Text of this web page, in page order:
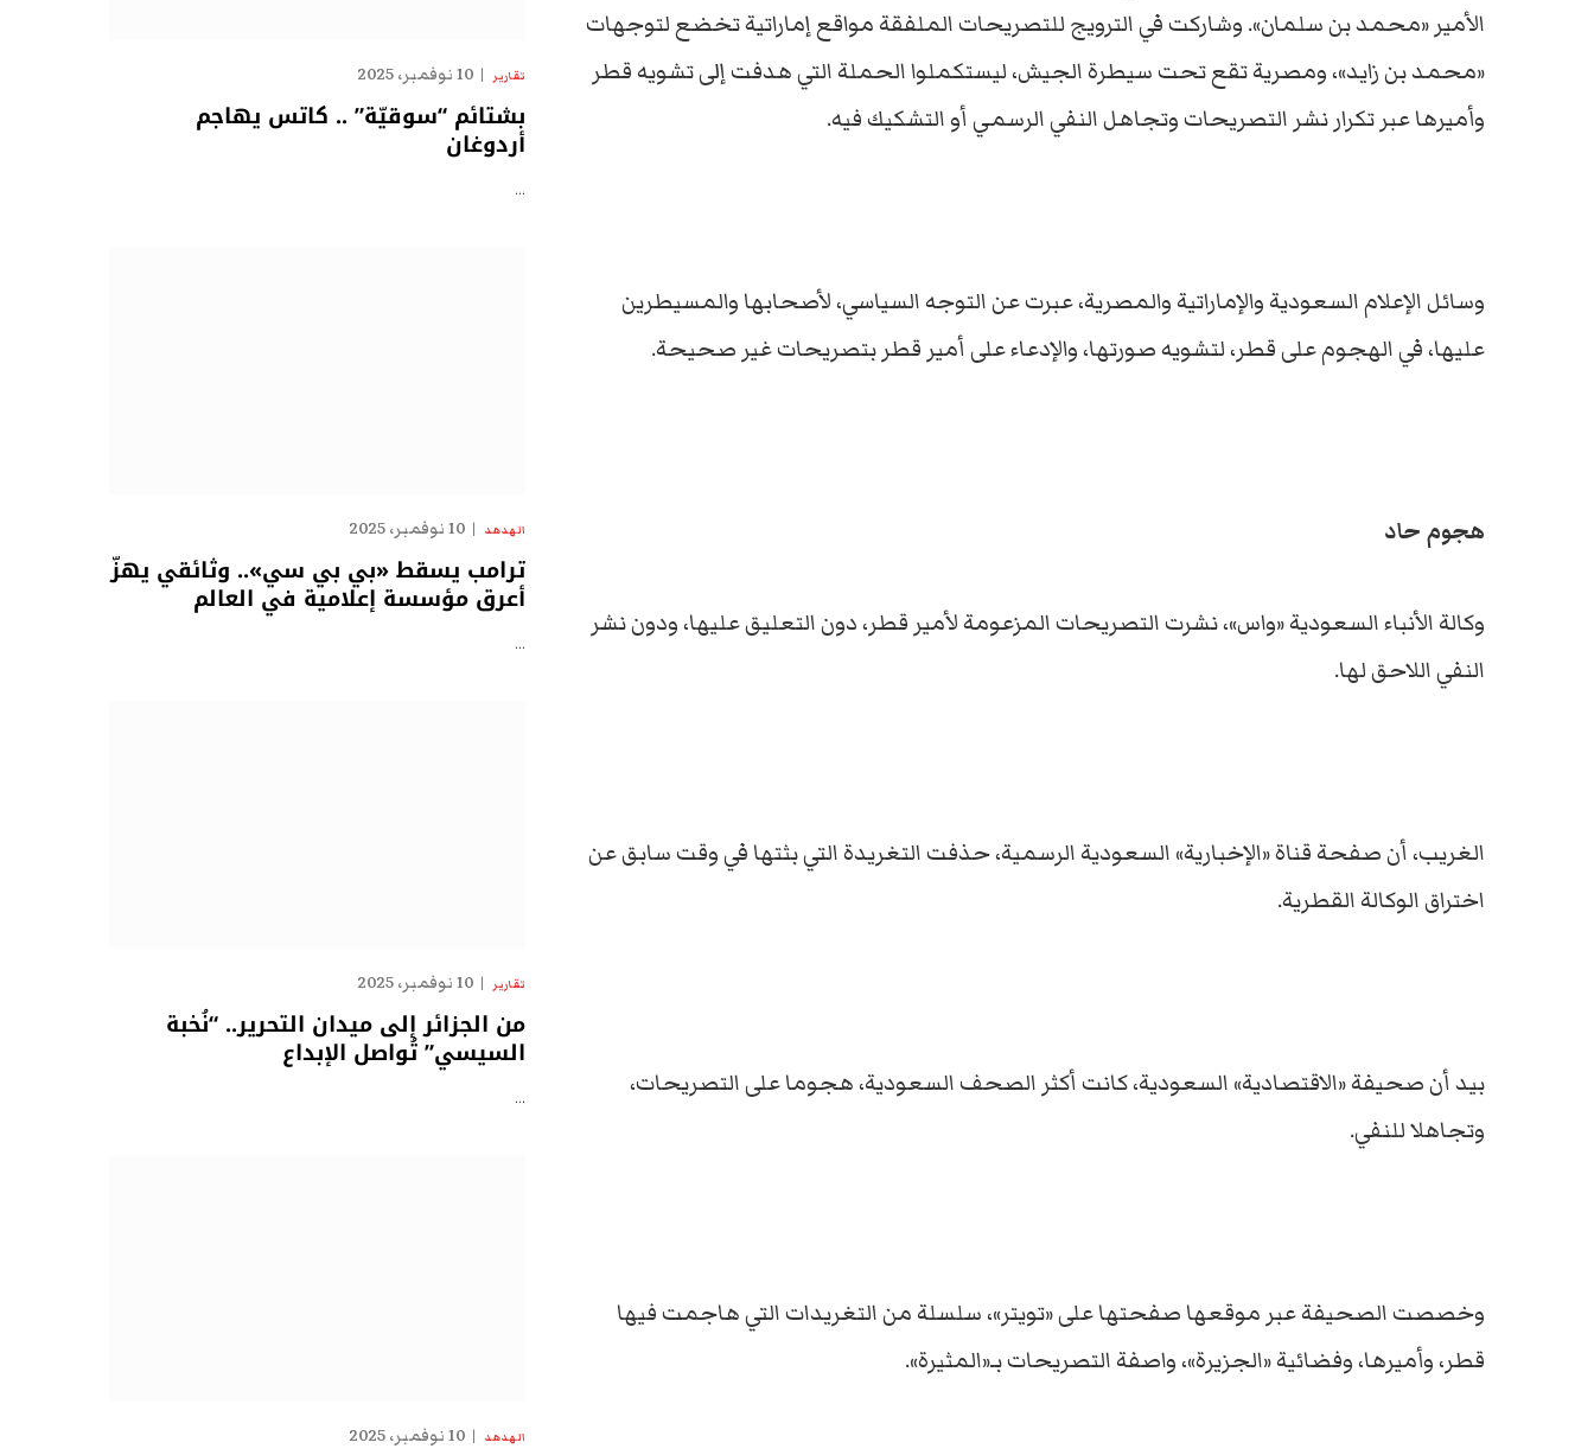
الأمير «محمد بن سلمان». وشاركت في الترويج للتصريحات الملفقة مواقع إماراتية تخضع لتوجهات
«محمد بن زايد»، ومصرية تقع تحت سيطرة الجيش، ليستكملوا الحملة التي هدفت إلى تشويه قطر
وأميرها عبر تكرار نشر التصريحات وتجاهل النفي الرسمي أو التشكيك فيه.
وسائل الإعلام السعودية والإماراتية والمصرية، عبرت عن التوجه السياسي، لأصحابها والمسيطرين
عليها، في الهجوم على قطر، لتشويه صورتها، والإدعاء على أمير قطر بتصريحات غير صحيحة.
هجوم حاد
وكالة الأنباء السعودية «واس»، نشرت التصريحات المزعومة لأمير قطر، دون التعليق عليها، ودون نشر
النفي اللاحق لها.
الغريب، أن صفحة قناة «الإخبارية» السعودية الرسمية، حذفت التغريدة التي بثتها في وقت سابق عن
اختراق الوكالة القطرية.
بيد أن صحيفة «الاقتصادية» السعودية، كانت أكثر الصحف السعودية، هجوما على التصريحات،
وتجاهلا للنفي.
وخصصت الصحيفة عبر موقعها صفحتها على «تويتر»، سلسلة من التغريدات التي هاجمت فيها
قطر، وأميرها، وفضائية «الجزيرة»، واصفة التصريحات بـ«المثيرة».
تقارير 10 نوفمبر، 2025
بشتائم “سوقيّة” .. كاتس يهاجم
أردوغان
…
الهدهد 10 نوفمبر، 2025
ترامب يسقط «بي بي سي».. وثائقي يهزّ
أعرق مؤسسة إعلامية في العالم
…
تقارير 10 نوفمبر، 2025
من الجزائر إلى ميدان التحرير.. “نُخبة
السيسي” تُواصل الإبداع
…
الهدهد 10 نوفمبر، 2025